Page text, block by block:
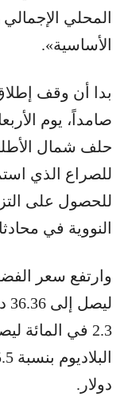
المحلي
الأساسية».
بدا أن وقف
صامداً، يوم
حلف شمال
للحصول على
النووية في
دولار.